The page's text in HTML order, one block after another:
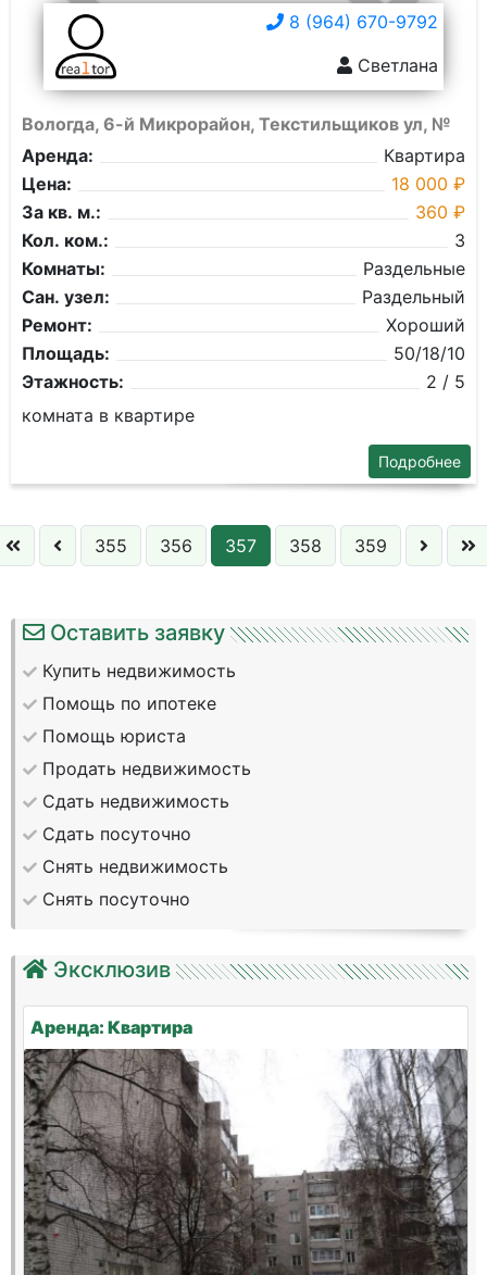
8 (964) 670-9792
Светлана
Вологда, 6-й Микрорайон, Текстильщиков ул, №
Аренда:
Квартира
Цена:
18 000 ₽
За кв. м.:
360 ₽
Кол. ком.:
3
Комнаты:
Раздельные
Сан. узел:
Раздельный
Ремонт:
Хороший
Площадь:
50/18/10
Этажность:
2 / 5
комната в квартире
Подробнее
355 356 357 358 359
Оставить заявку
Купить недвижимость
Помощь по ипотеке
Помощь юриста
Продать недвижимость
Сдать недвижимость
Сдать посуточно
Снять недвижимость
Снять посуточно
Эксклюзив
Аренда: Квартира